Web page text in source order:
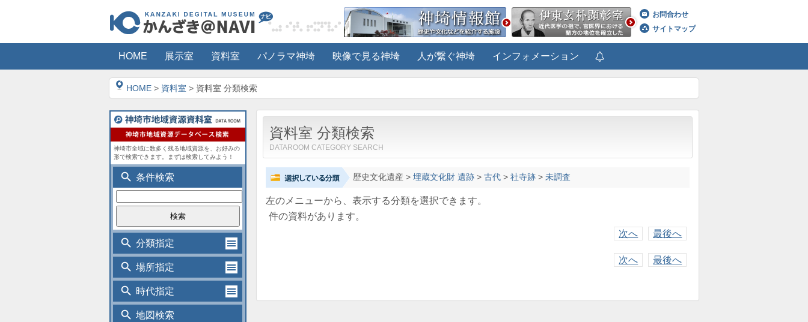
お問合わせ
サイトマップ
HOME 展示室 資料室 パノラマ神埼 映像で見る神埼 人が繋ぐ神埼 インフォメーション
HOME > 資料室 > 資料室 分類検索
資料室 分類検索
DATAROOM CATEGORY SEARCH
歴史文化遺産> 埋蔵文化財 遺跡> 古代> 社寺跡> 未調査
左のメニューから、表示する分類を選択できます。
件の資料があります。
次へ
最後へ
次へ 最後へ
神埼市全域に数多く残る地域資源を、お好みの
形で検索できます。まずは検索してみよう！
search 条件検索
search 分類指定
search 場所指定
search 時代指定
search 地図検索